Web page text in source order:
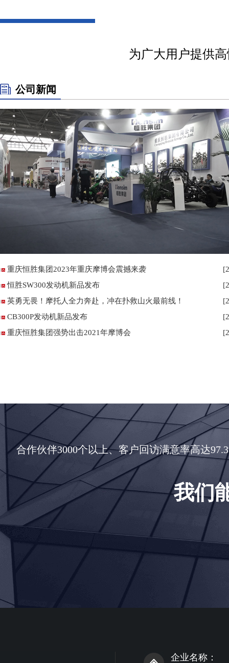
为广大用户提供
公司新闻
重庆恒胜集团2023年重庆摩博会震撼来袭
恒胜SW300发动机新品发布
英勇无畏！摩托人全力奔赴，冲在扑救山火最前线！
CB300P发动机新品发布
重庆恒胜集团强势出击2021年摩博会
合作伙伴3000个以上、客户回访满意率高达
我们
企业名称：